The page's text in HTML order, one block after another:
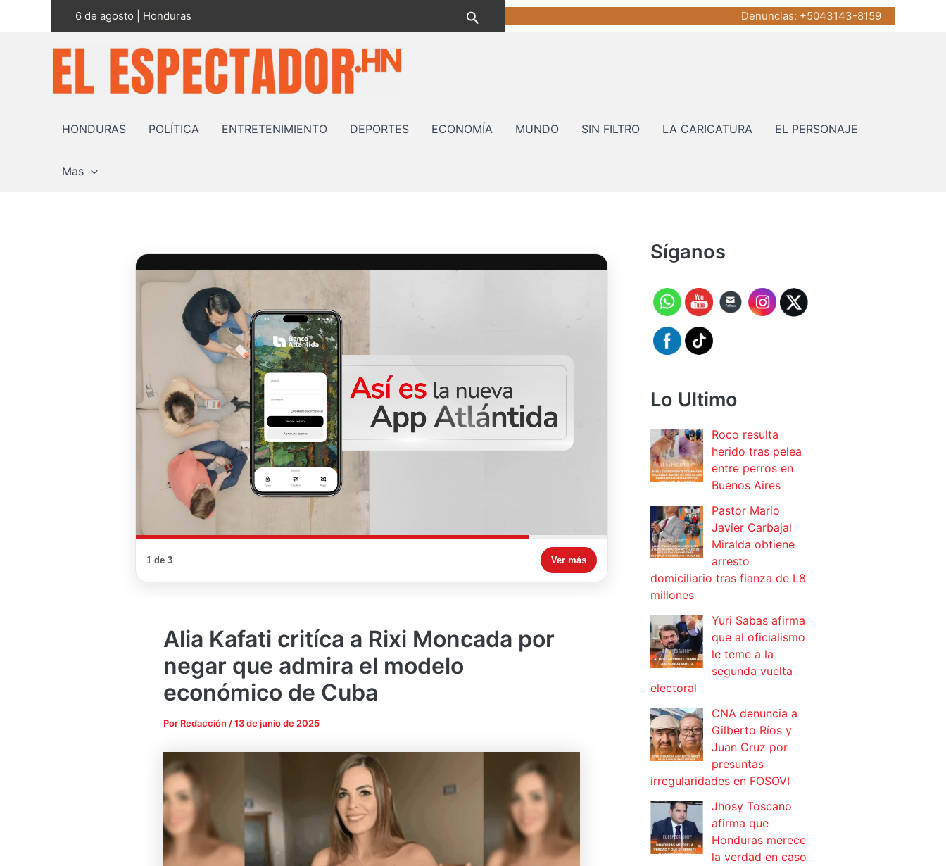
6 de agosto | Honduras Buscar Denuncias: +5043143-8159
HONDURAS POLÍTICA ENTRETENIMIENTO DEPORTES ECONOMÍA MUNDO SIN FILTRO LA CARICATURA EL PERSONAJE
Mas
1 de 3 Ver más
Alia Kafati critíca a Rixi Moncada por
negar que admira el modelo
económico de Cuba
Por Redacción /13 de junio de 2025
Síganos
Lo Ultimo
Roco resulta
herido tras pelea
entre perros en
Buenos Aires
Pastor Mario
Javier Carbajal
Miralda obtiene
arresto
domiciliario tras fianza de L8
millones
Yuri Sabas afirma
que al oficialismo
le teme a la
segunda vuelta
electoral
CNA denuncia a
Gilberto Ríos y
Juan Cruz por
presuntas
irregularidades en FOSOVI
Jhosy Toscano
afirma que
Honduras merece
la verdad en caso